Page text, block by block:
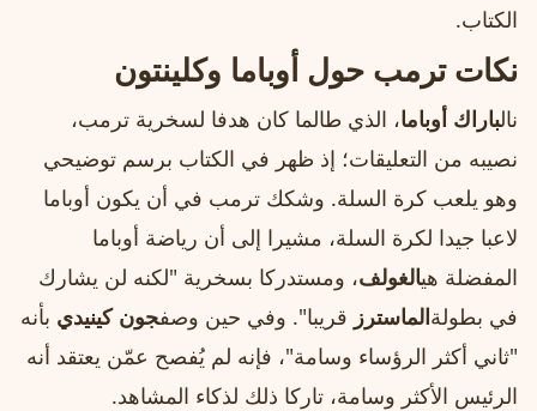
الكتاب.
نكات ترمب حول أوباما وكلينتون
نالباراك أوباما، الذي طالما كان هدفا لسخرية ترمب،
نصيبه من التعليقات؛ إذ ظهر في الكتاب برسم توضيحي
وهو يلعب كرة السلة. وشكك ترمب في أن يكون أوباما
لاعبا جيدا لكرة السلة، مشيرا إلى أن رياضة أوباما
المفضلة هيالغولف، ومستدركا بسخرية "لكنه لن يشارك
في بطولةالماسترز قريبا". وفي حين وصفجون كينيدي بأنه
"ثاني أكثر الرؤساء وسامة"، فإنه لم يُفصح عمّن يعتقد أنه
الرئيس الأكثر وسامة، تاركا ذلك لذكاء المشاهد.